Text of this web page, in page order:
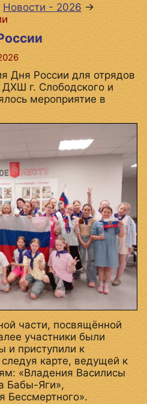
Новости - 2026 →
Дня России для отрядов
г. Слободского и
мероприятие в
части, посвящённой
участники были
и приступили к
карте, ведущей к
«Владения Василисы
Бабы-Яги»,
Бессмертного».